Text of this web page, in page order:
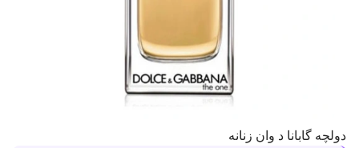
دولچه گابانا د وان زنانه